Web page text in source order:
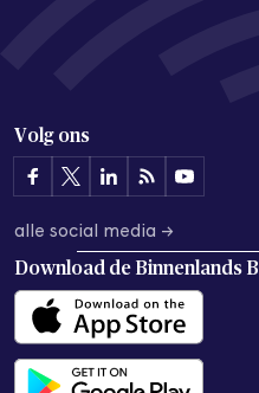
Volg ons
alle social media →
Download de Binnenlands